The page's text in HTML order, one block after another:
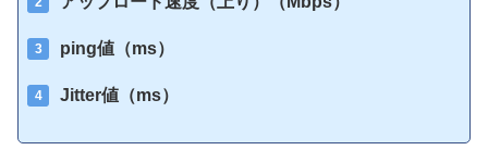
ping値（ms）
Jitter値（ms）